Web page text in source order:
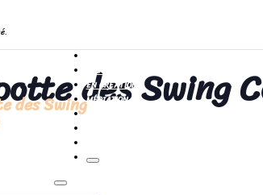
des Swing
SPECTACLES
EN CRÉATION
MÉDIATION
À PROPOS
des Swing